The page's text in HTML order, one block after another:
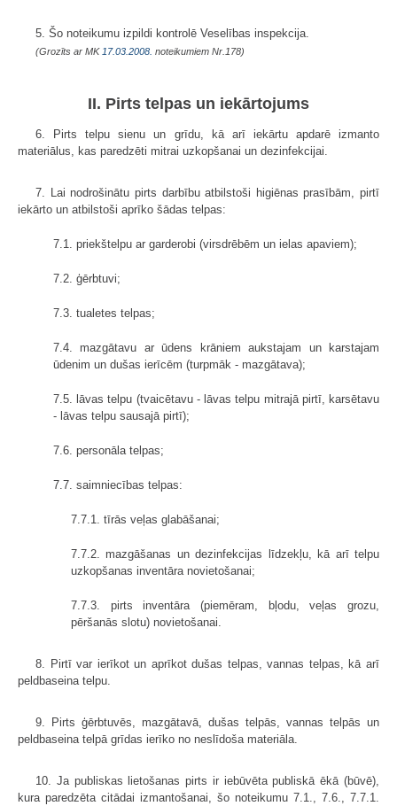
5. Šo noteikumu izpildi kontrolē Veselības inspekcija.
(Grozīts ar MK 17.03.2008. noteikumiem Nr.178)
II. Pirts telpas un iekārtojums
6. Pirts telpu sienu un grīdu, kā arī iekārtu apdarē izmanto
materiālus, kas paredzēti mitrai uzkopšanai un dezinfekcijai.
7. Lai nodrošinātu pirts darbību atbilstoši higiēnas prasībām, pirtī
iekārto un atbilstoši aprīko šādas telpas:
7.1. priekštelpu ar garderobi (virsdrēbēm un ielas apaviem);
7.2. ģērbtuvi;
7.3. tualetes telpas;
7.4. mazgātavu ar ūdens krāniem aukstajam un karstajam
ūdenim un dušas ierīcēm (turpmāk - mazgātava);
7.5. lāvas telpu (tvaicētavu - lāvas telpu mitrajā pirtī, karsētavu
- lāvas telpu sausajā pirtī);
7.6. personāla telpas;
7.7. saimniecības telpas:
7.7.1. tīrās veļas glabāšanai;
7.7.2. mazgāšanas un dezinfekcijas līdzekļu, kā arī telpu
uzkopšanas inventāra novietošanai;
7.7.3. pirts inventāra (piemēram, bļodu, veļas grozu,
pēršanās slotu) novietošanai.
8. Pirtī var ierīkot un aprīkot dušas telpas, vannas telpas, kā arī
peldbaseina telpu.
9. Pirts ģērbtuvēs, mazgātavā, dušas telpās, vannas telpās un
peldbaseina telpā grīdas ierīko no neslīdoša materiāla.
10. Ja publiskas lietošanas pirts ir iebūvēta publiskā ēkā (būvē),
kura paredzēta citādai izmantošanai, šo noteikumu 7.1., 7.6., 7.7.1.